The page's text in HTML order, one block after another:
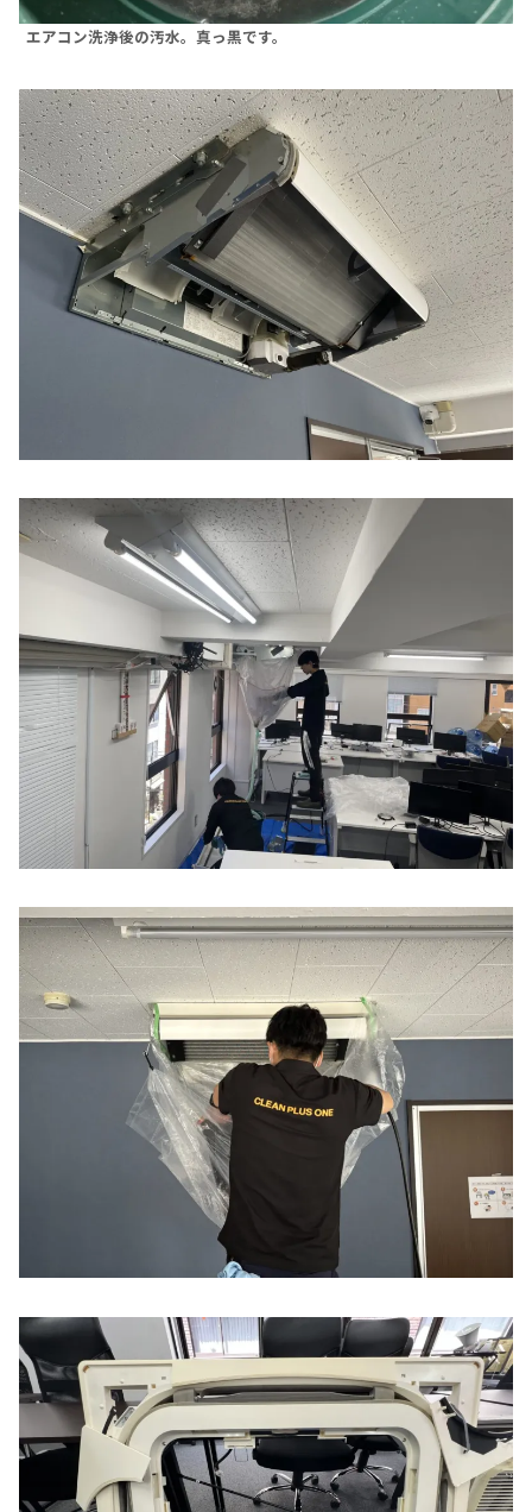
エアコン洗浄後の汚水。真っ黒です。